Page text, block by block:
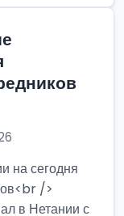
на сегодня
/>
в Нетании с